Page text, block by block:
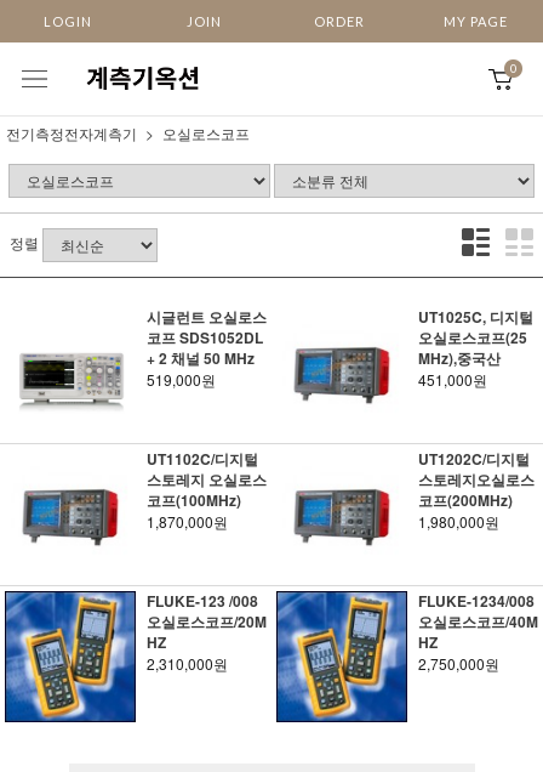
LOGIN JOIN ORDER MY PAGE
0
전기측정전자계측기 오실로스코프
정렬
시글런트 오실로스
코프 SDS1052DL
+ 2 채널 50 MHz
519,000원
UT1025C, 디지털
오실로스코프(25
MHz),중국산
451,000원
UT1102C/디지털
스토레지 오실로스
코프(100MHz)
1,870,000원
UT1202C/디지털
스토레지오실로스
코프(200MHz)
1,980,000원
FLUKE-123 /008
오실로스코프/20M
HZ
2,310,000원
FLUKE-1234/008
오실로스코프/40M
HZ
2,750,000원